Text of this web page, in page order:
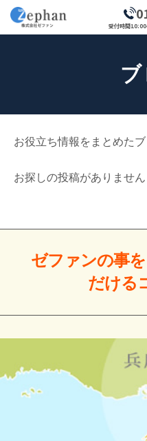
受付時間
お役立ち情報をまとめた
お探しの投稿がありません
ゼファンの事
だける